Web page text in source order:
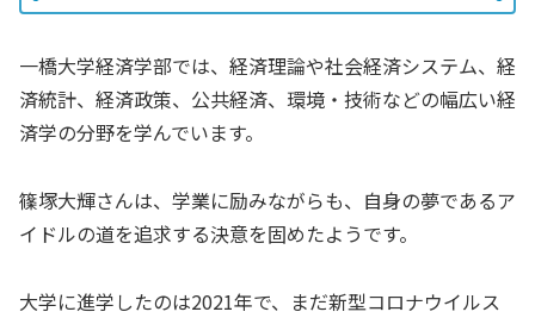
一橋大学経済学部では、経済理論や社会経済システム、経
済統計、経済政策、公共経済、環境・技術などの幅広い経
済学の分野を学んでいます。
篠塚大輝さんは、学業に励みながらも、自身の夢であるア
イドルの道を追求する決意を固めたようです。
大学に進学したのは2021年で、まだ新型コロナウイルス